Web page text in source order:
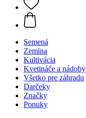
Semená
Zemina
Kultivácia
Kvetináče a nádoby
Všetko pre záhradu
Darčeky
Značky
Ponuky